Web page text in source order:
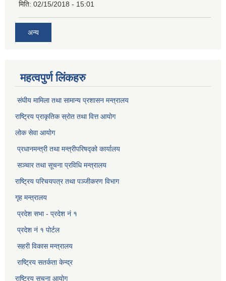
मिति: 02/15/2018 - 15:01
अन्य
महत्वपुर्ण लिंकहरु
संघीय मामिला तथा सामान्य प्रशासन मन्त्रालय
राष्ट्रिय प्राकृतिक स्राेत तथा वित्त आयोग
लोक सेवा आयोग
प्रधानमन्त्री तथा मन्त्रीपरिषद्को कार्यालय
सञ्‍चार तथा सूचना प्रविधि मन्त्रालय
राष्ट्रिय परिचयपत्र तथा पञ्जीकरण विभाग​
गृह मन्त्रालय
प्रदेश सभा - प्रदेश नं १
प्रदेश नं १ पोर्टल
सहरी विकास मन्त्रालय
राष्ट्रिय सतर्कता केन्द्र
राष्ट्रिय सूचना आयोग